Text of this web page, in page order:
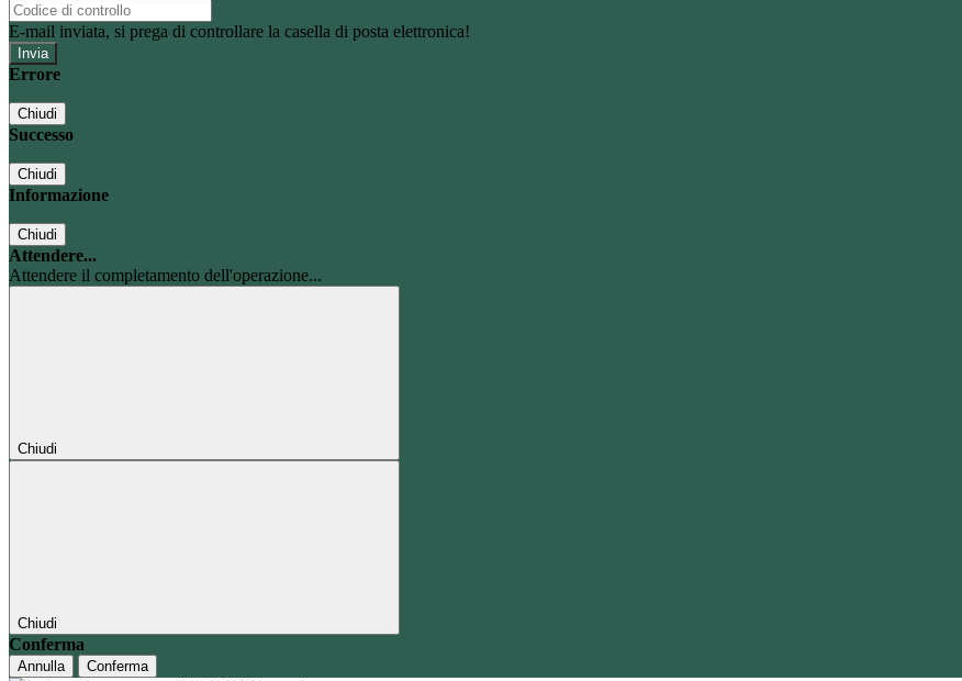
E-mail inviata, si prega di controllare la casella di posta elettronica!
Errore
Chiudi
Successo
Chiudi
Informazione
Chiudi
Attendere...
Attendere il completamento dell'operazione...
Chiudi
Chiudi
Conferma
Annulla Conferma